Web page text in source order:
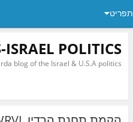
תפריט
ISRAEL POLITICS
blog of the Israel & U.S.A politics